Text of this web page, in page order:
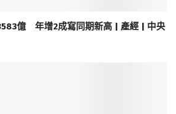
億 年增2成寫同期新高 | 產經 | 中央